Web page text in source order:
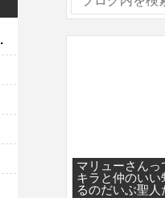
マリューさんっ
キラと仲のいい
るのだいぶ聖人